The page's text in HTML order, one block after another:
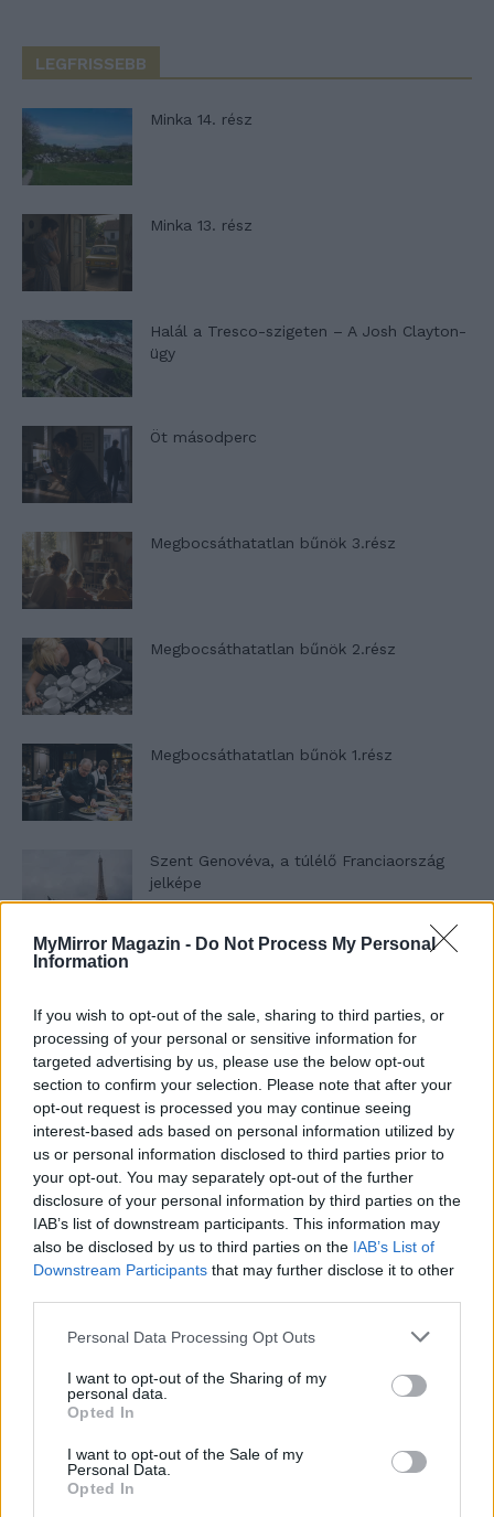
MyMirror Magazin - Do Not Process My Personal
Information
If you wish to opt-out of the sale, sharing to third parties, or
processing of your personal or sensitive information for
targeted advertising by us, please use the below opt-out
section to confirm your selection. Please note that after your
opt-out request is processed you may continue seeing
interest-based ads based on personal information utilized by
us or personal information disclosed to third parties prior to
your opt-out. You may separately opt-out of the further
disclosure of your personal information by third parties on the
IAB’s list of downstream participants. This information may
also be disclosed by us to third parties on the IAB’s List of
Downstream Participants that may further disclose it to other
Personal Data Processing Opt Outs
I want to opt-out of the Sharing of my
personal data.
Opted In
I want to opt-out of the Sale of my
Personal Data.
Opted In
LEGFRISSEBB
Minka 14. rész
Minka 13. rész
Halál a Tresco-szigeten – A Josh Clayton-
ügy
Öt másodperc
Megbocsáthatatlan bűnök 3.rész
Megbocsáthatatlan bűnök 2.rész
Megbocsáthatatlan bűnök 1.rész
Szent Genovéva, a túlélő Franciaország
jelképe
Minka 11. rész
T. szereti a fiatal lányokat 14. rész
Pedig szóltam… – Miért nem hiszünk a
nőknek, amikor segítséget kérnek?
A legidegesítőbb kifejezések laza